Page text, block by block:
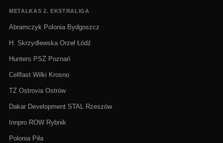
METALKAS 2. EKSTRALIGA
Abramczyk Polonia Bydgoszcz
H. Skrzydlewska Orzeł Łódź
Hunters PSŻ Poznań
Cellfast Wilki Krosno
TŻ Ostrovia Ostrów
Dakar Development STAL Rzeszów
Innpro ROW Rybnik
Polonia Piła